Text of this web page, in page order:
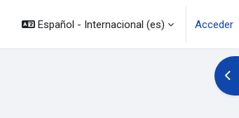
Español - Internacional ‎(es)‎ Acceder